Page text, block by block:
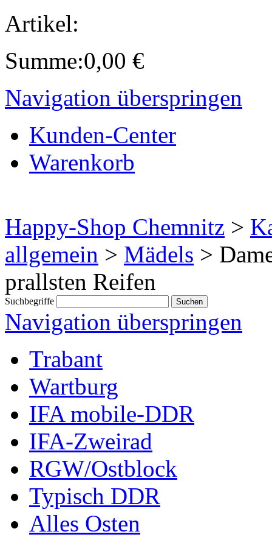
Artikel:
Summe:0,00 €
Navigation überspringen
Kunden-Center
Warenkorb
Happy-Shop Chemnitz >
allgemein > Mädels >
prallsten Reifen
Suchbegriffe
Navigation überspringen
Trabant
Wartburg
IFA mobile-DDR
IFA-Zweirad
RGW/Ostblock
Typisch DDR
Alles Osten